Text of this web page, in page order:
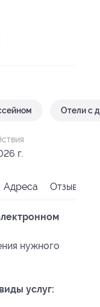
Отели с
г.
Адреса Отзывы
нужного
услуг: